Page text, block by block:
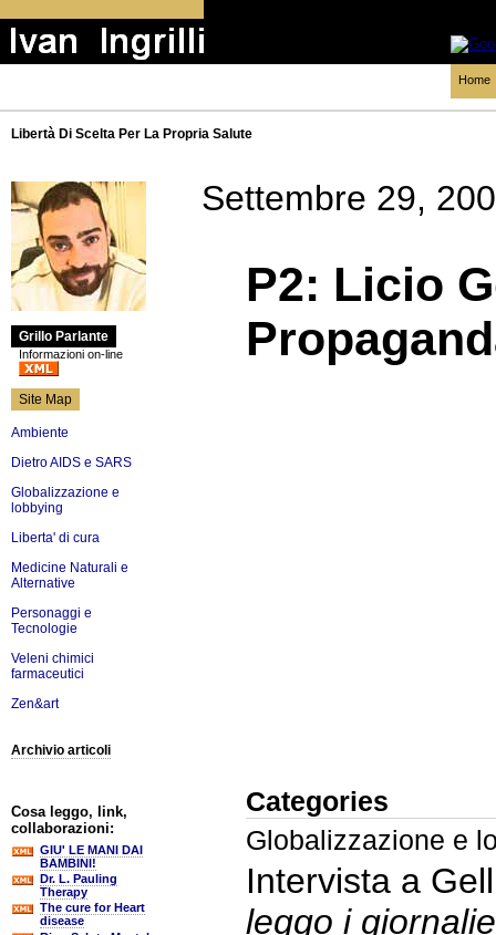
Home
Libertà Di Scelta Per La Propria Salute
Grillo Parlante
Informazioni on-line
Site Map
Ambiente
Dietro AIDS e SARS
Globalizzazione e
lobbying
Liberta' di cura
Medicine Naturali e
Alternative
Personaggi e
Tecnologie
Veleni chimici
farmaceutici
Zen&art
Archivio articoli
Cosa leggo, link,
collaborazioni:
GIU' LE MANI DAI
BAMBINI!
Dr. L. Pauling
Therapy
The cure for Heart
disease
Settembre 29,
P2: Licio
Categories
Globalizzazione e
Intervista a
leggo i